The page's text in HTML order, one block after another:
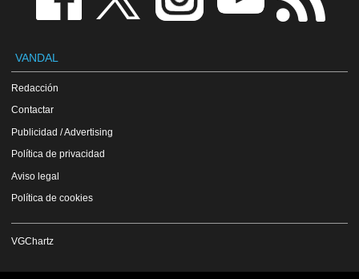
VANDAL
Redacción
Contactar
Publicidad / Advertising
Política de privacidad
Aviso legal
Política de cookies
VGChartz